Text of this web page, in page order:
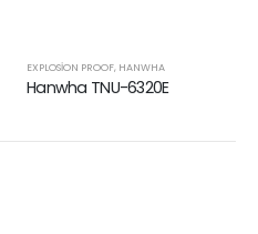
EXPLOSION PROOF, HANWHA
Hanwha TNU-6320E